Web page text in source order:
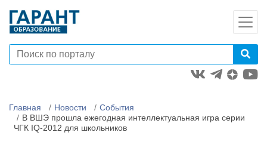
Главная Новости
События
В ВШЭ прошла ежегодная интеллектуальная игра серии
ЧГК IQ-2012 для школьников